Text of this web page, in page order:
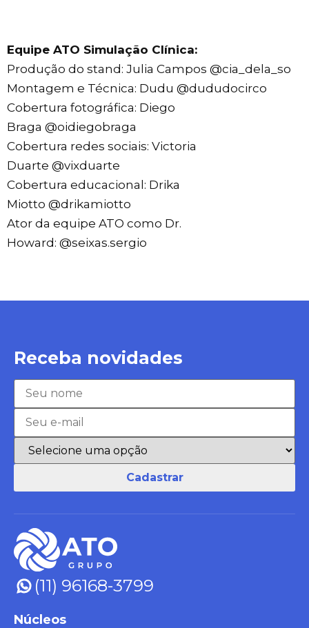
Equipe ATO Simulação Clínica:
Produção do stand: Julia Campos @cia_dela_so
Montagem e Técnica: Dudu @dududocirco
Cobertura fotográfica: Diego
Braga @oidiegobraga
Cobertura redes sociais: Victoria
Duarte @vixduarte
Cobertura educacional: Drika
Miotto @drikamiotto
Ator da equipe ATO como Dr.
Howard: @seixas.sergio
Receba novidades
(11) 96168-3799
Núcleos